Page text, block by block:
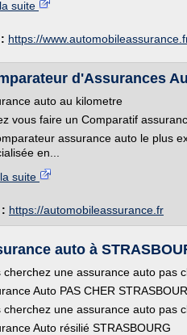
suite
https://
d'Assurances
auto au kilometre
vous faire un Comparatif
assurance auto le plus
en...
suite
https://automobileassurance.fr
auto à
cherchez une assurance auto pas
Auto PAS CHER
cherchez une assurance auto pas
Auto résilié STRASBOURG